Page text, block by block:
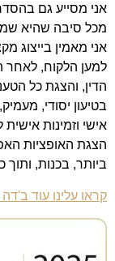
אני מסייע גם
מכל סיבה שהיא
אני מאמין בייצוג
למען הלקוח, לאחר
הדין, והצגת כל
בטיעון יסודי,
אישי וזמינות
הצגת האופציות
ביותר, בכנות,
קראו עלינו עוד